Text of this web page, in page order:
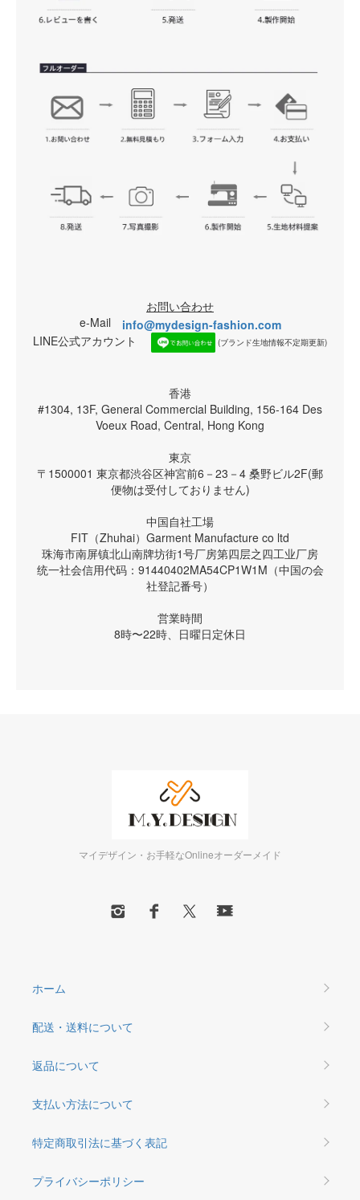
お問い合わせ
e-Mail info@mydesign-fashion.com
LINE公式アカウント
(ブランド生地情報不定期更新)
香港
#1304, 13F, General Commercial Building, 156-164 Des
Voeux Road, Central, Hong Kong
東京
〒1500001 東京都渋谷区神宮前6－23－4 桑野ビル2F(郵
便物は受付しておりません)
中国自社工場
FIT（Zhuhai）Garment Manufacture co ltd
珠海市南屏镇北山南牌坊街1号厂房第四层之四工业厂房
统一社会信用代码：91440402MA54CP1W1M（中国の会
社登記番号）
営業時間
8時〜22時、日曜日定休日
マイデザイン・お手軽なOnlineオーダーメイド
ホーム
配送・送料について
返品について
支払い方法について
特定商取引法に基づく表記
プライバシーポリシー